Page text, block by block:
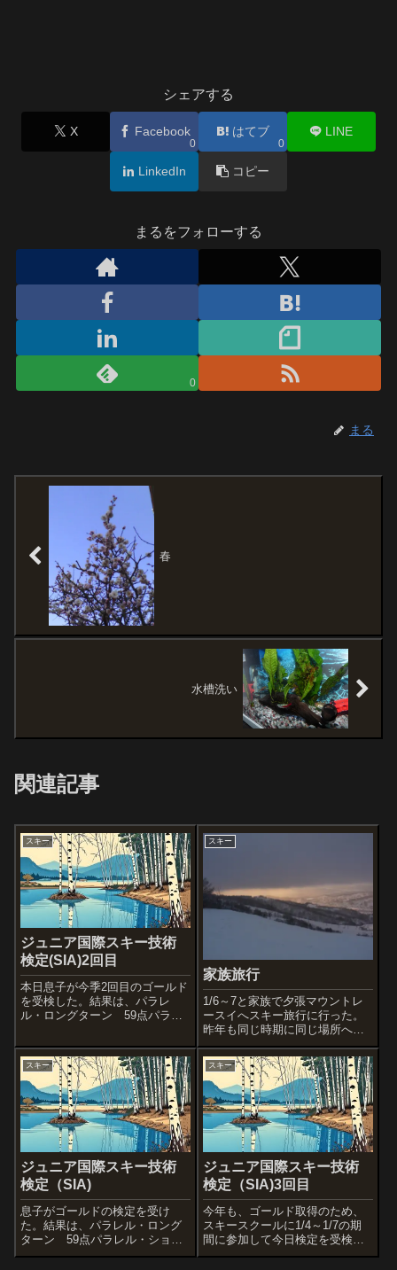
シェアする
X Facebook
0
はてブ
0
LINE
LinkedIn コピー
まるをフォローする
0
まる
春
水槽洗い
関連記事
スキー
ジュニア国際スキー技術
検定(SIA)2回目
本日息子が今季2回目のゴールド
を受検した。結果は、パラレ
ル・ロングターン 59点パラレ
滑降 58点ショートターンは合
格点だったが、他が前回同様と
なった。再来週には今季最後の
検定があるので、それまで一生
懸命練習し...
スキー
家族旅行
1/6～7と家族で夕張マウントレ
ースイへスキー旅行に行った。
昨年も同じ時期に同じ場所へ行
ったのだが今年も行ってきた。
子供がジュニア国際スキー技術
検定（SIA）のゴールド取得を目
指して参加するスキースクール
前の足慣らしと練習を兼ねての
計画。娘...
スキー
ジュニア国際スキー技術
検定（SIA)
息子がゴールドの検定を受け
た。結果は、パラレル・ロング
ターン 59点パラレル・ショー
トターン 59点総合滑降 58点
スキー
ジュニア国際スキー技術
検定（SIA)3回目
今年も、ゴールド取得のため、
スキースクールに1/4～1/7の期
間に参加して今日検定を受検し
た。結果は、パラレル・ロング